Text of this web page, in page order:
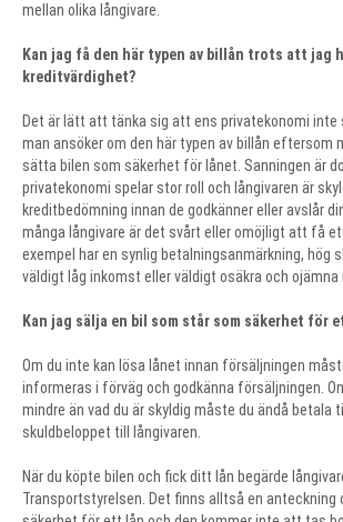
mellan olika långivare.
Kan jag få den här typen av billån trots att jag
kreditvärdighet?
Det är lätt att tänka sig att ens privatekonomi inte
man ansöker om den här typen av billån eftersom
sätta bilen som säkerhet för lånet. Sanningen är
privatekonomi spelar stor roll och långivaren är
kreditbedömning innan de godkänner eller avslår
många långivare är det svårt eller omöjligt att få
exempel har en synlig betalningsanmärkning, hög
väldigt låg inkomst eller väldigt osäkra och ojämna
Kan jag sälja en bil som står som säkerhet för
Om du inte kan lösa lånet innan försäljningen
informeras i förväg och godkänna försäljningen.
mindre än vad du är skyldig måste du ändå betala
skuldbeloppet till långivaren.
När du köpte bilen och fick ditt lån begärde
Transportstyrelsen. Det finns alltså en anteckning